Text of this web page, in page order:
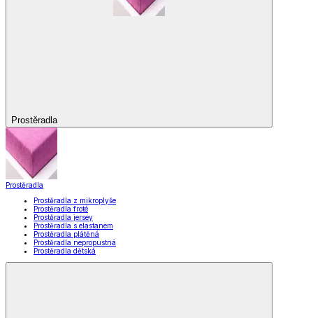
Prostěradla
Prostěradla
Prostěradla z mikroplyše
Prostěradla froté
Prostěradla jersey
Prostěradla s elastanem
Prostěradla plátěná
Prostěradla nepropustná
Prostěradla dětská